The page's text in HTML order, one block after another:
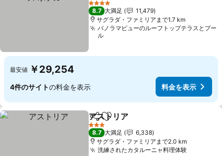
料金を表示
4 ホテルのランク
8.7 大満足
11,479
サグラダ・ファミリアまで1.7 km
パノラマビューのルーフトップテラスとプー
ル
最安値 ￥29,254
4件のサイトの料金を表示 料金を表示
シェアお気に入りに追加
アストリア
3 ホテルのランク
8.7 大満足
6,338
サグラダ・ファミリアまで2.0 km
洗練されたカタルーニャ料理体験料金を表